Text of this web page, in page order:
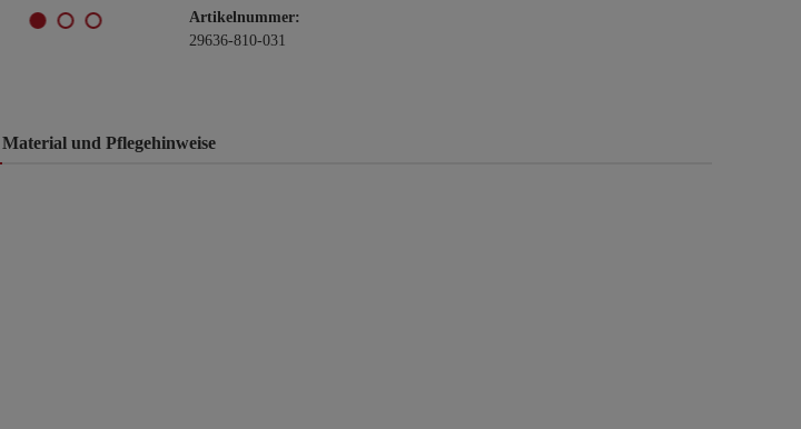
Artikelnummer:
29636-810-031
Material und Pflegehinweise